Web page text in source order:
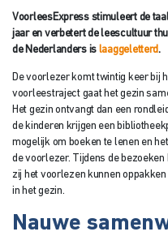
VoorleesExpress stimuleert de
jaar en verbetert de leescultuur
de Nederlanders is laaggeletterd.
De voorlezer komt twintig keer bij
voorleestraject gaat het gezin
Het gezin ontvangt dan een
de kinderen krijgen een
mogelijk om boeken te lenen en
de voorlezer. Tijdens de
zij het voorlezen kunnen
in het gezin.
Nauwe